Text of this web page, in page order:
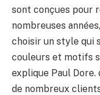
sont conçues pour
nombreuses
choisir un style qui
couleurs et motifs
explique Paul Dore.
de nombreux